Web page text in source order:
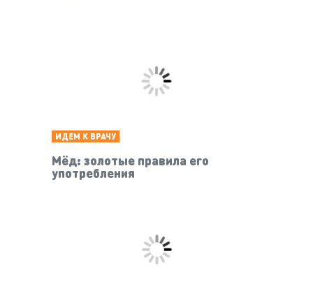
ИДЕМ К ВРАЧУ
Мёд: золотые правила его
употребления